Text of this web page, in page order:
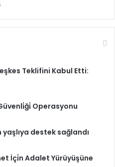
Teklifini Kabul Etti:
Operasyonu
yaşlıya destek sağlandı
İçi̇n Adalet Yürüyüşüne